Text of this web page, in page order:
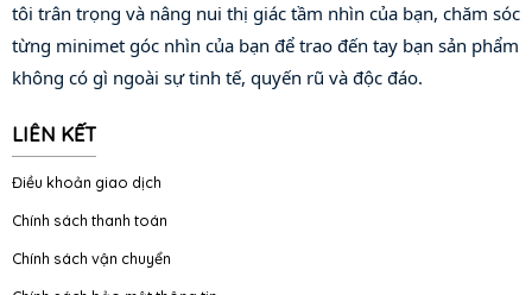
tôi trân trọng và nâng nui thị giác tầm nhìn của bạn, chăm sóc
từng minimet góc nhìn của bạn để trao đến tay bạn sản phẩm
không có gì ngoài sự tinh tế, quyến rũ và độc đáo.
LIÊN KẾT
Điều khoản giao dịch
Chính sách thanh toán
Chính sách vận chuyển